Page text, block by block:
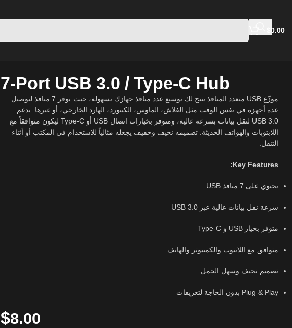
0.00
7-Port USB 3.0 / Type-C Hub
موزّع USB متعدد المنافذ يتيح لك توسيع عدد منافذ جهازك بسهولة، حيث يوفر 7 منافذ لتوصيل
عدة أجهزة في نفس الوقت مثل الفلاش، الماوس، الكيبورد، الهارد الخارجي، أو غيرها. يدعم
USB 3.0 لنقل بيانات بسرعة عالية، ومتوفر بخيارات اتصال USB أو Type-C ليكون متوافقاً مع
اللابتوبات والهواتف الحديثة. تصميمه نحيف وخفيف يجعله مثالياً للاستخدام في المكتب أو أثناء
التنقل.
Key Features:
يحتوي على 7 منافذ USB
سرعة نقل بيانات عالية عبر USB 3.0
متوفر بخيار USB و Type-C
متوافق مع اللابتوب والكمبيوتر والهاتف
تصميم نحيف وسهل الحمل
Plug & Play بدون الحاجة لتعريفات
$8.00